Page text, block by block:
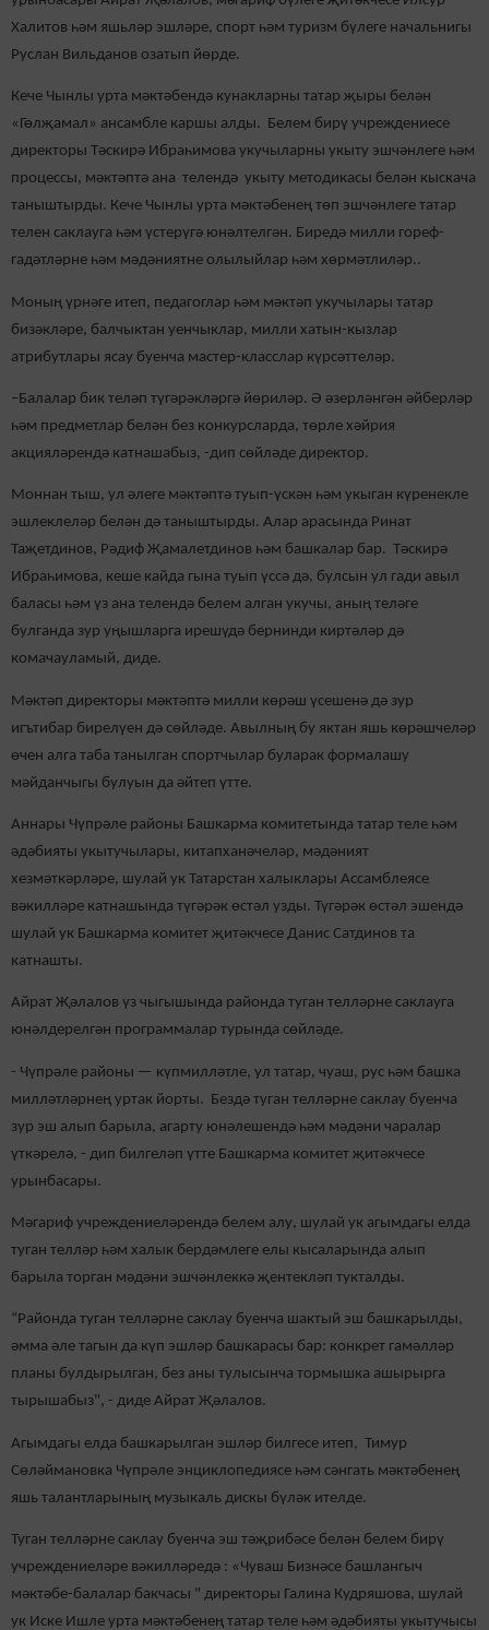
Халитов һәм яшьләр эшләре, спорт һәм туризм бүлеге начальнигы
Руслан Вильданов озатып йөрде.
Кече Чынлы урта мәктәбендә кунакларны татар җыры белән
«Гөлҗамал» ансамбле каршы алды. Белем бирү учреждениесе
директоры Тәскирә Ибраһимова укучыларны укыту эшчәнлеге һәм
процессы, мәктәптә ана телендә укыту методикасы белән кыскача
таныштырды. Кече Чынлы урта мәктәбенең төп эшчәнлеге татар
телен саклауга һәм үстерүгә юнәлтелгән. Биредә милли гореф-
гадәтләрне һәм мәдәниятне олылыйлар һәм хөрмәтлиләр..
Моның үрнәге итеп, педагоглар һәм мәктәп укучылары татар
бизәкләре, балчыктан уенчыклар, милли хатын-кызлар
атрибутлары ясау буенча мастер-класслар күрсәттеләр.
–Балалар бик теләп түгәрәкләргә йөриләр. Ә әзерләнгән әйберләр
һәм предметлар белән без конкурсларда, төрле хәйрия
акцияләрендә катнашабыз, -дип сөйләде директор.
Моннан тыш, ул әлеге мәктәптә туып-үскән һәм укыган күренекле
эшлеклеләр белән дә таныштырды. Алар арасында Ринат
Таҗетдинов, Рәдиф Җамалетдинов һәм башкалар бар. Тәскирә
Ибраһимова, кеше кайда гына туып үссә дә, булсын ул гади авыл
баласы һәм үз ана телендә белем алган укучы, аның теләге
булганда зур уңышларга ирешүдә бернинди киртәләр дә
комачауламый, диде.
Мәктәп директоры мәктәптә милли көрәш үсешенә дә зур
игътибар бирелүен дә сөйләде. Авылның бу яктан яшь көрәшчеләр
өчен алга таба танылган спортчылар буларак формалашу
мәйданчыгы булуын да әйтеп үтте.
Аннары Чүпрәле районы Башкарма комитетында татар теле һәм
әдәбияты укытучылары, китапханәчеләр, мәдәният
хезмәткәрләре, шулай ук Татарстан халыклары Ассамблеясе
вәкилләре катнашында түгәрәк өстәл узды. Түгәрәк өстәл эшендә
шулай ук Башкарма комитет җитәкчесе Данис Сатдинов та
катнашты.
Айрат Җәлалов үз чыгышында районда туган телләрне саклауга
юнәлдерелгән программалар турында сөйләде.
- Чүпрәле районы — күпмилләтле, ул татар, чуаш, рус һәм башка
милләтләрнең уртак йорты. Бездә туган телләрне саклау буенча
зур эш алып барыла, агарту юнәлешендә һәм мәдәни чаралар
үткәрелә, - дип билгеләп үтте Башкарма комитет җитәкчесе
урынбасары.
Мәгариф учреждениеләрендә белем алу, шулай ук агымдагы елда
туган телләр һәм халык бердәмлеге елы кысаларында алып
барыла торган мәдәни эшчәнлеккә җентекләп тукталды.
“Районда туган телләрне саклау буенча шактый эш башкарылды,
әмма әле тагын да күп эшләр башкарасы бар: конкрет гамәлләр
планы булдырылган, без аны тулысынча тормышка ашырырга
тырышабыз", - диде Айрат Җәлалов.
Агымдагы елда башкарылган эшләр билгесе итеп, Тимур
Сөләймановка Чүпрәле энциклопедиясе һәм сәнгать мәктәбенең
яшь талантларының музыкаль дискы бүләк ителде.
Туган телләрне саклау буенча эш тәҗрибәсе белән белем бирү
учреждениеләре вәкилләредә : «Чуваш Бизнәсе башлангыч
мәктәбе-балалар бакчасы " директоры Галина Кудряшова, шулай
ук Иске Ишле урта мәктәбенең татар теле һәм әдәбияты укытучысы